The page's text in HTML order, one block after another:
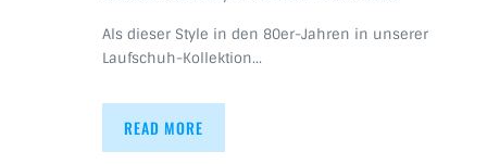
Als dieser Style in den 80er-Jahren in unserer
Laufschuh-Kollektion…
READ MORE